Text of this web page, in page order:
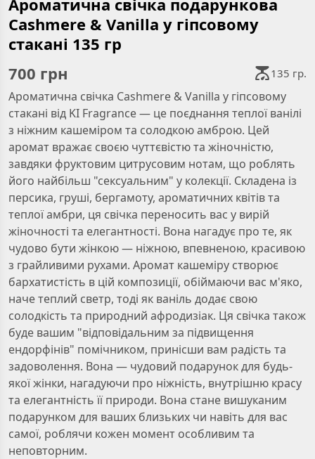
Cashmere & Vanilla у гіпсовому
стакані 135 гр
700 грн 135 гр.
Ароматична свічка Cashmere & Vanilla у гіпсовому
стакані від KI Fragrance — це поєднання теплої ванілі
з ніжним кашеміром та солодкою амброю. Цей
аромат вражає своєю чуттєвістю та жіночністю,
завдяки фруктовим цитрусовим нотам, що роблять
його найбільш "сексуальним" у колекції. Складена із
персика, груші, бергамоту, ароматичних квітів та
теплої амбри, ця свічка переносить вас у вирій
жіночності та елегантності. Вона нагадує про те, як
чудово бути жінкою — ніжною, впевненою, красивою
з грайливими рухами. Аромат кашеміру створює
бархатистість в цій композиції, обіймаючи вас м'яко,
наче теплий светр, тоді як ваніль додає свою
солодкість та природний афродизіак. Ця свічка також
буде вашим "відповідальним за підвищення
ендорфінів" помічником, принісши вам радість та
задоволення. Вона — чудовий подарунок для будь-
якої жінки, нагадуючи про ніжність, внутрішню красу
та елегантність її природи. Вона стане вишуканим
подарунком для ваших близьких чи навіть для вас
самої, роблячи кожен момент особливим та
неповторним.